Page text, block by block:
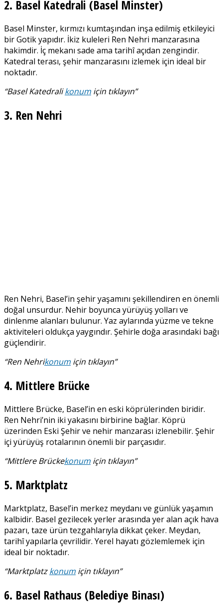
2. Basel Katedrali (Basel Minster)
Basel Minster, kırmızı kumtaşından inşa edilmiş etkileyici
bir Gotik yapıdır. İkiz kuleleri Ren Nehri manzarasına
hakimdir. İç mekanı sade ama tarihî açıdan zengindir.
Katedral terası, şehir manzarasını izlemek için ideal bir
noktadır.
“Basel Katedralikonum için tıklayın”
3. Ren Nehri
Ren Nehri, Basel’in şehir yaşamını şekillendiren en önemli
doğal unsurdur. Nehir boyunca yürüyüş yolları ve
dinlenme alanları bulunur. Yaz aylarında yüzme ve tekne
aktiviteleri oldukça yaygındır. Şehirle doğa arasındaki bağı
güçlendirir.
“Ren Nehrikonum için tıklayın”
4. Mittlere Brücke
Mittlere Brücke, Basel’in en eski köprülerinden biridir.
Ren Nehri’nin iki yakasını birbirine bağlar. Köprü
üzerinden Eski Şehir ve nehir manzarası izlenebilir. Şehir
içi yürüyüş rotalarının önemli bir parçasıdır.
“Mittlere Brückekonum için tıklayın”
5. Marktplatz
Marktplatz, Basel’in merkez meydanı ve günlük yaşamın
kalbidir. Basel gezilecek yerler arasında yer alan açık hava
pazarı, taze ürün tezgahlarıyla dikkat çeker. Meydan,
tarihî yapılarla çevrilidir. Yerel hayatı gözlemlemek için
ideal bir noktadır.
“Marktplatzkonum için tıklayın”
6. Basel Rathaus (Belediye Binası)